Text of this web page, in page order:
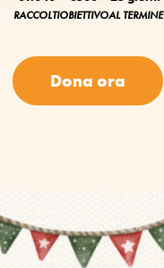
RACCOLTIOBIETTIVOAL TERMINE
Dona ora